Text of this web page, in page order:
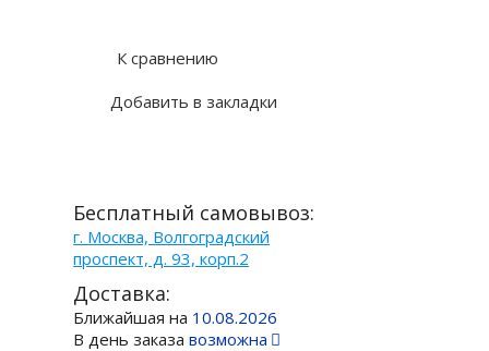
К сравнению
Добавить в закладки
Бесплатный самовывоз:
г. Москва, Волгоградский
проспект, д. 93, корп.2
Доставка:
Ближайшая на 10.08.2026
В день заказавозможна